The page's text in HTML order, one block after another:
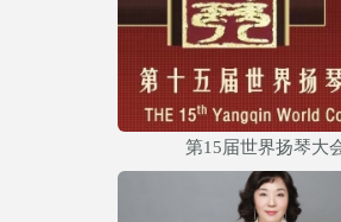
第15届世界扬琴大